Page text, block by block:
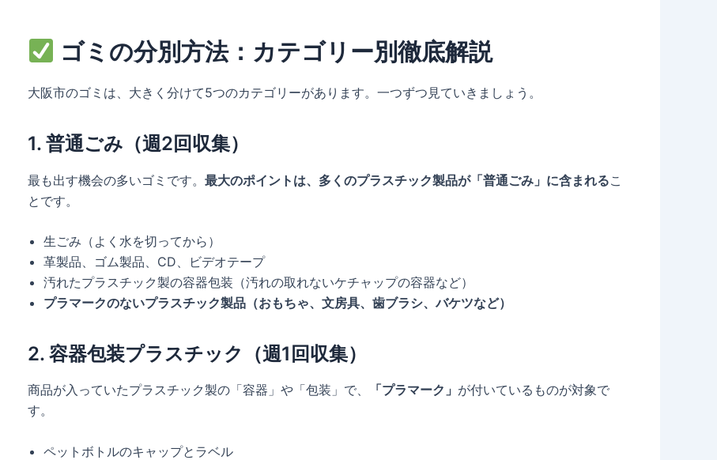
ゴミの分別方法：カテゴリー別徹底解説
大阪市のゴミは、大きく分けて5つのカテゴリーがあります。一つずつ見ていきましょう。
1. 普通ごみ（週2回収集）
最も出す機会の多いゴミです。 最大のポイントは、多くのプラスチック製品が「普通ごみ」に含まれるこ
とです。
生ごみ（よく水を切ってから）
革製品、ゴム製品、CD、ビデオテープ
汚れたプラスチック製の容器包装（汚れの取れないケチャップの容器など）
プラマークのないプラスチック製品（おもちゃ、文房具、歯ブラシ、バケツなど）
2. 容器包装プラスチック（週1回収集）
商品が入っていたプラスチック製の「容器」や「包装」で、 「プラマーク」 が付いているものが対象で
す。
ペットボトルのキャップとラベル